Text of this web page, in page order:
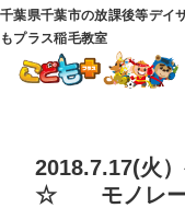
千葉県千葉市の放課後等デ
もプラス稲毛教室
2018.7.17(火
☆ モノレー